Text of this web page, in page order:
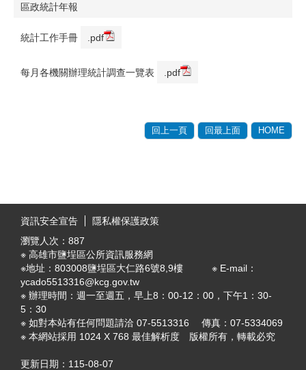
區政統計年報
統計工作手冊 .pdf
每月各機關辦理統計調查一覽表 .pdf
回上一頁 回最上面 HOME
資訊安全宣告
隱私權保護政策
瀏覽人次： 887
※ 高雄市鹽埕區公所資訊服務網
※地址：803008鹽埕區大仁路6號8,9樓 ※ E-mail：
ycado5513316@kcg.gov.tw
※ 辦理時間：週一至週五，早上8：00-12：00，下午1：30-
5：30
※ 如對本站有任何問題請洽 07-5513316 傳真：07-5334069
※ 本網站採用 1024 X 768 最佳解析度 版權所有，轉載必究
更新日期： 115-08-07